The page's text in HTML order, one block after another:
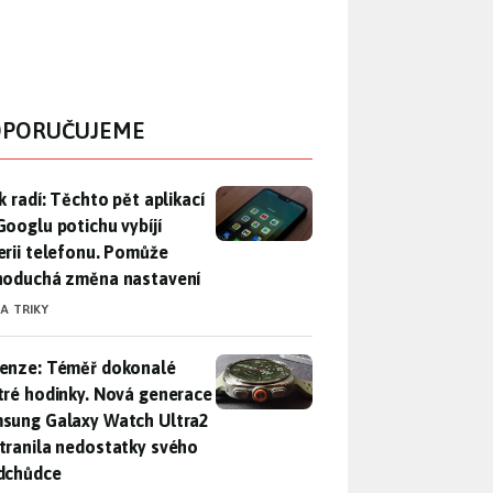
radí: Těchto pět aplikací od Googlu potichu vybíjí baterii
radí: Těchto pět aplikací
potichu vybíjí
telefonu. Pomůže
změna nastavení
TRIKY
Téměř dokonalé chytré hodinky. Nová generace
Téměř dokonalé
hodinky. Nová generace
Galaxy Watch Ultra2
nedostatky svého